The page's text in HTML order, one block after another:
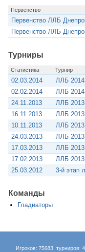
Первенство
Первенство ЛЛБ
Первенство ЛЛБ
Турниры
Статистика Турнир
02.03.2014
ЛЛБ
02.02.2014
ЛЛБ
24.11.2013
ЛЛБ
16.11.2013
ЛЛБ
10.11.2013
ЛЛБ
24.03.2013
ЛЛБ
17.03.2013
ЛЛБ
17.02.2013
ЛЛБ
25.03.2012
3-й этап
Команды
Гладиаторы
Игроков: 75683, турниров: